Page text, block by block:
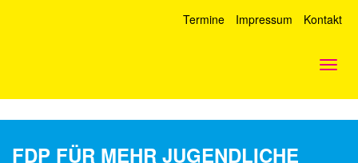
Termine Impressum Kontakt
FDP FÜR MEHR JUGENDLICHE